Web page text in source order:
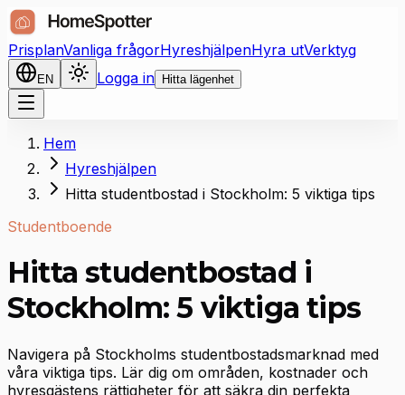
PrisplanVanliga frågorHyreshjälpenHyra utVerktyg
EN Logga in Hitta lägenhet
Hem
Hyreshjälpen
Hitta studentbostad i Stockholm: 5 viktiga tips
Studentboende
Hitta studentbostad i
Stockholm: 5 viktiga tips
Navigera på Stockholms studentbostadsmarknad med
våra viktiga tips. Lär dig om områden, kostnader och
hyresgästens rättigheter för att säkra din perfekta